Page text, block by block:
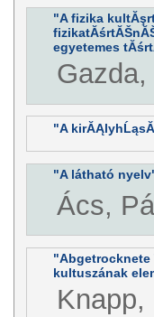
"A fizika
egyetemes
"A
"A látható
Ács,
"Abgetrocknete
kultuszának
Knapp,